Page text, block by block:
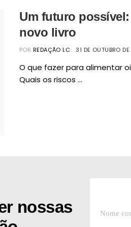
Um futuro
novo livro
POR REDAÇÃO LC 31 DE OUTUBRO
O que fazer para alimentar
Quais os riscos ...
nossas